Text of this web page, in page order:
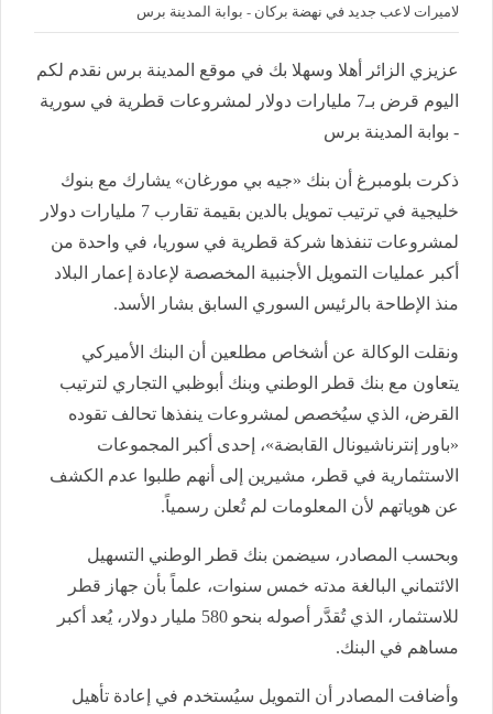
لاميرات لاعب جديد في نهضة بركان - بوابة المدينة برس
عزيزي الزائر أهلا وسهلا بك في موقع المدينة برس نقدم لكم
اليوم قرض بـ7 مليارات دولار لمشروعات قطرية في سورية
- بوابة المدينة برس
ذكرت بلومبرغ أن بنك «جيه بي مورغان» يشارك مع بنوك
خليجية في ترتيب تمويل بالدين بقيمة تقارب 7 مليارات دولار
لمشروعات تنفذها شركة قطرية في سوريا، في واحدة من
أكبر عمليات التمويل الأجنبية المخصصة لإعادة إعمار البلاد
منذ الإطاحة بالرئيس السوري السابق بشار الأسد.
ونقلت الوكالة عن أشخاص مطلعين أن البنك الأميركي
يتعاون مع بنك قطر الوطني وبنك أبوظبي التجاري لترتيب
القرض، الذي سيُخصص لمشروعات ينفذها تحالف تقوده
«باور إنترناشيونال القابضة»، إحدى أكبر المجموعات
الاستثمارية في قطر، مشيرين إلى أنهم طلبوا عدم الكشف
عن هوياتهم لأن المعلومات لم تُعلن رسمياً.
وبحسب المصادر، سيضمن بنك قطر الوطني التسهيل
الائتماني البالغة مدته خمس سنوات، علماً بأن جهاز قطر
للاستثمار، الذي تُقدَّر أصوله بنحو 580 مليار دولار، يُعد أكبر
مساهم في البنك.
وأضافت المصادر أن التمويل سيُستخدم في إعادة تأهيل